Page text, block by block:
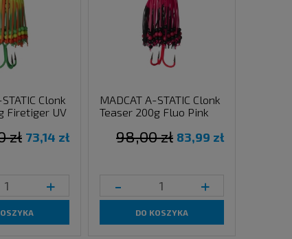
Clonk
Firetiger UV
73,14 zł
zł
+
MADCAT A-STATIC Clonk
Teaser 200g Fluo Pink
83,99 zł
98,00 zł
- +
DO KOSZYKA